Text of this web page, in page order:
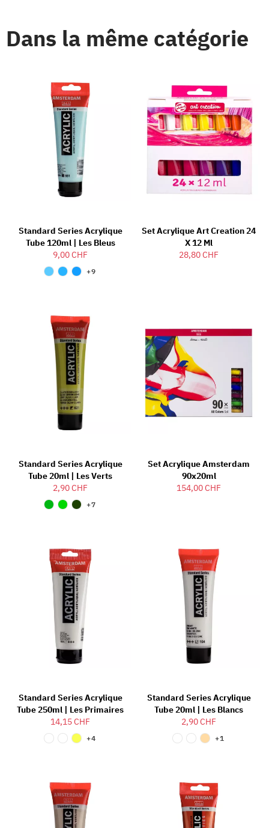
Dans la même catégorie
Standard Series Acrylique
Tube 120ml | Les Bleus
9,00 CHF
+9
Set Acrylique Art Creation 24
X 12 Ml
28,80 CHF
Standard Series Acrylique
Tube 20ml | Les Verts
2,90 CHF
+7
Set Acrylique Amsterdam
90x20ml
154,00 CHF
Standard Series Acrylique
Tube 250ml | Les Primaires
14,15 CHF
+4
Standard Series Acrylique
Tube 20ml | Les Blancs
2,90 CHF
+1